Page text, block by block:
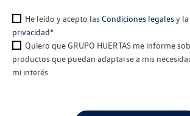
He leído y acepto lasCondiciones legalesy la
privacidad*
Quiero que GRUPO HUERTAS me informe
productos que puedan adaptarse a mis
mi interés.